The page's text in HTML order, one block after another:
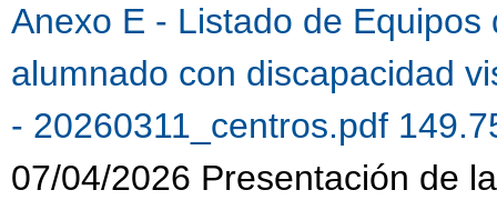
Anexo E - Listado de
alumnado con discapacidad
- 20260311_centros.pdf
07/04/2026 Presentación de